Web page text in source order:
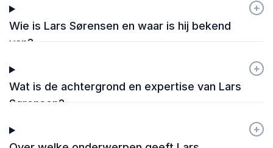
Wie is Lars Sørensen en waar is hij bekend
van?
+
-
Wat is de achtergrond en expertise van Lars
Sørensen?
+
-
+
-